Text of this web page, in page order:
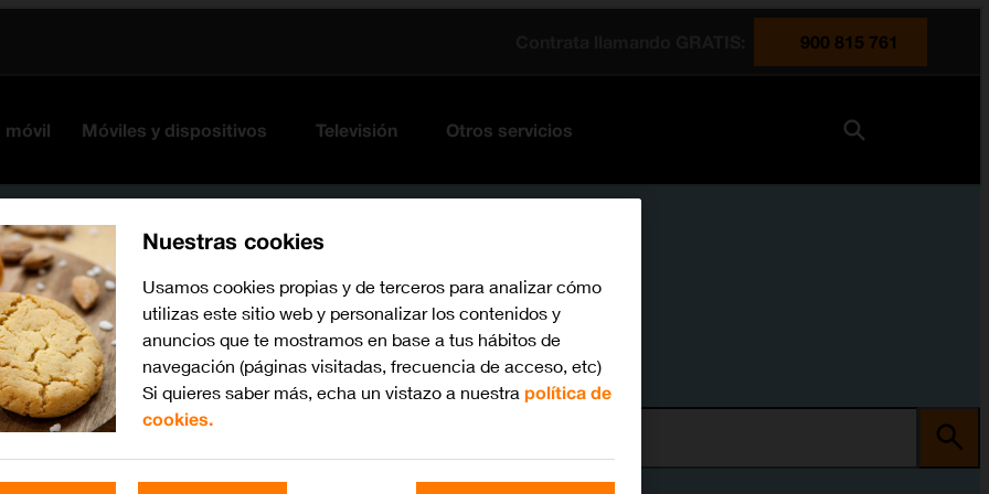
900 815 761
móvil Móviles y dispositivos Televisión Otros servicios
la muñeca.
Nuestras cookies
Usamos cookies propias y de terceros para analizar cómo
utilizas este sitio web y personalizar los contenidos y
anuncios que te mostramos en base a tus hábitos de
navegación (páginas visitadas, frecuencia de acceso, etc)
Si quieres saber más, echa un vistazo a nuestra política de
cookies.